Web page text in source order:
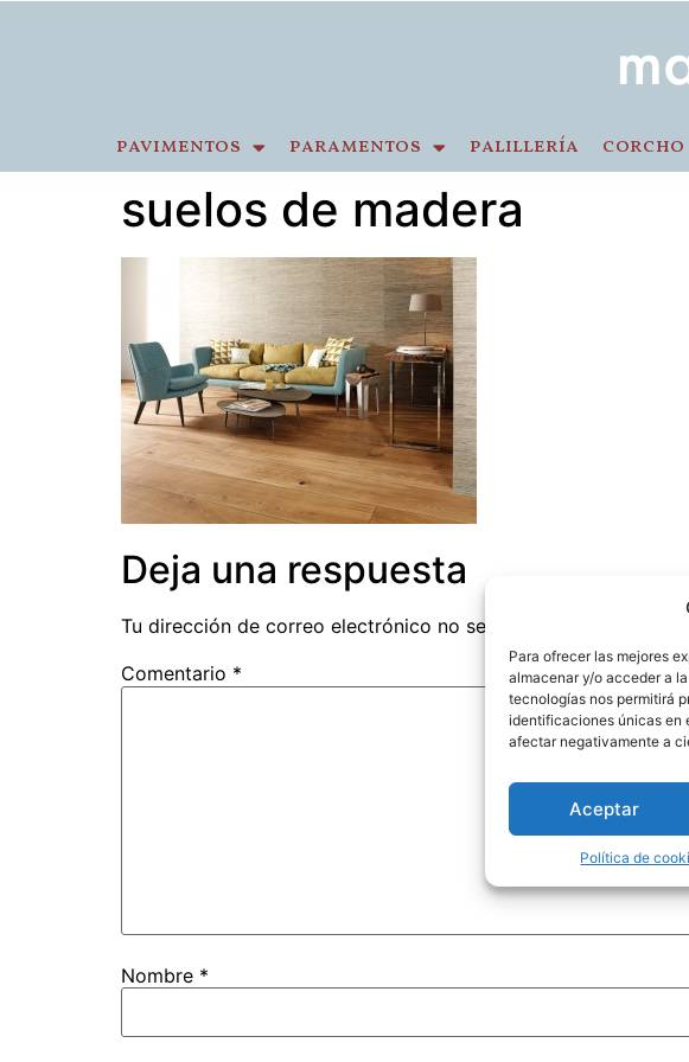
Para ofrecer las mejores
almacenar y/o acceder a
tecnologías nos permitirá
identificaciones únicas en
afectar negativamente a
Aceptar
Política de
pavimentos paramentos palillería corcho
suelos de madera
Deja una respuesta
Tu dirección de correo electrónico no será publicada.
Comentario *
Nombre *